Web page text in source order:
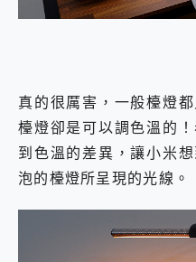
真的很厲害，一般檯燈
檯燈卻是可以調色溫的
到色溫的差異，讓小米
泡的檯燈所呈現的光線。